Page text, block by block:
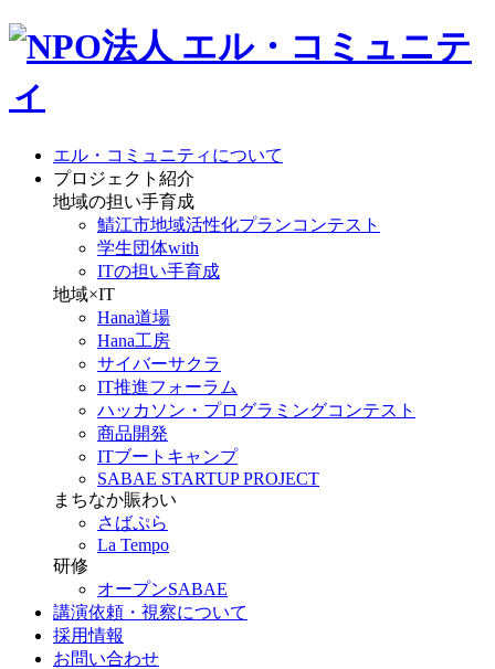
エル・コミュニティについて
プロジェクト紹介
地域の担い手育成
鯖江市地域活性化プランコンテスト
学生団体with
ITの担い手育成
地域×IT
Hana道場
Hana工房
サイバーサクラ
IT推進フォーラム
ハッカソン・プログラミングコンテスト
商品開発
ITブートキャンプ
SABAE STARTUP PROJECT
まちなか賑わい
さばぷら
La Tempo
研修
オープンSABAE
講演依頼・視察について
採用情報
お問い合わせ